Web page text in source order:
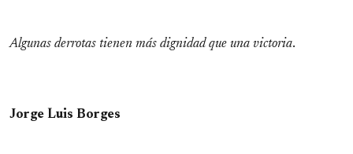
Algunas derrotas tienen más dignidad que una victoria.
Jorge Luis Borges